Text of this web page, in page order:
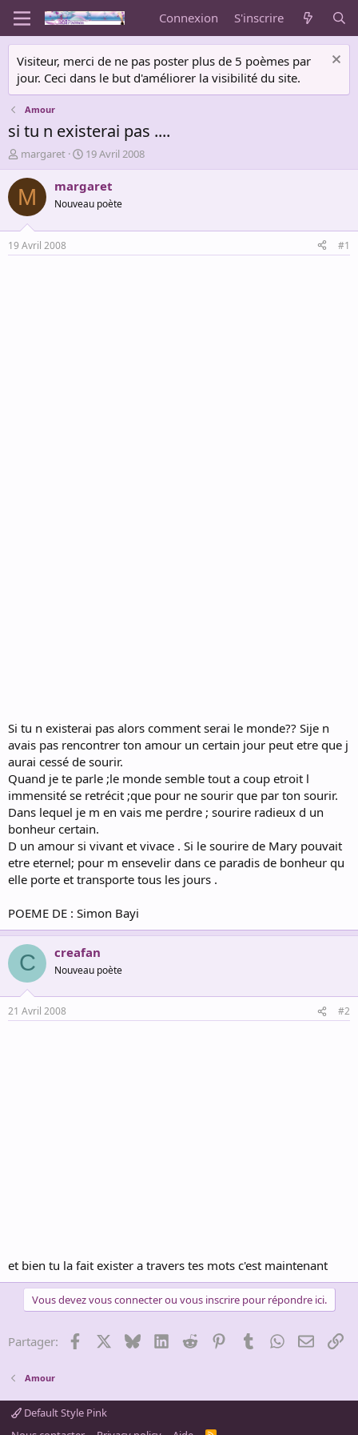
Connexion S'inscrire
Visiteur, merci de ne pas poster plus de 5 poèmes par
jour. Ceci dans le but d'améliorer la visibilité du site.
Amour
si tu n existerai pas ....
A
u
t
e
r
d
e
margaret
D
a
t
e
d
é
19 Avril 2008
M margaret
Nouveau poète
19 Avril 2008 #1
Si tu n existerai pas alors comment serai le monde?? Sije n
avais pas rencontrer ton amour un certain jour peut etre que j
aurai cessé de sourir.
Quand je te parle ;le monde semble tout a coup etroit l
immensité se retrécit ;que pour ne sourir que par ton sourir.
Dans lequel je m en vais me perdre ; sourire radieux d un
bonheur certain.
D un amour si vivant et vivace . Si le sourire de Mary pouvait
etre eternel; pour m ensevelir dans ce paradis de bonheur qu
elle porte et transporte tous les jours .
POEME DE : Simon Bayi​
C creafan
Nouveau poète
21 Avril 2008 #2
et bien tu la fait exister a travers tes mots c'est maintenant
Vous devez vous connecter ou vous inscrire pour répondre ici.
Partager: Facebook BlueskyLinkedInReddit PinterestTumblrWhatsApp
Email
Amour
Default Style Pink